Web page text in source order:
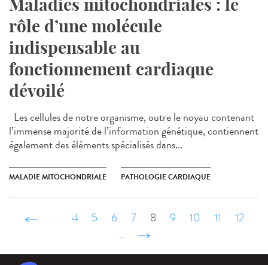
Maladies mitochondriales : le
rôle d’une molécule
indispensable au
fonctionnement cardiaque
dévoilé
Les cellules de notre organisme, outre le noyau contenant
l’immense majorité de l’information génétique, contiennent
également des éléments spécialisés dans...
MALADIE MITOCHONDRIALE PATHOLOGIE CARDIAQUE
‹ précédent
… 4 5 6 7 8 9 10 11
12
…
suivant ›